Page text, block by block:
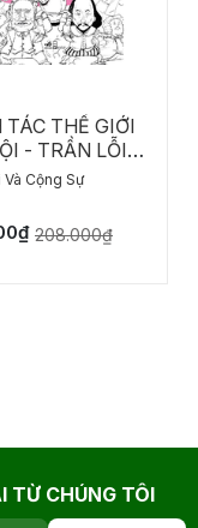
TÁC THẾ GIỚI
- TRẦN LỖI
SỰ
Và Cộng Sự
208.000₫
TỪ CHÚNG TÔI